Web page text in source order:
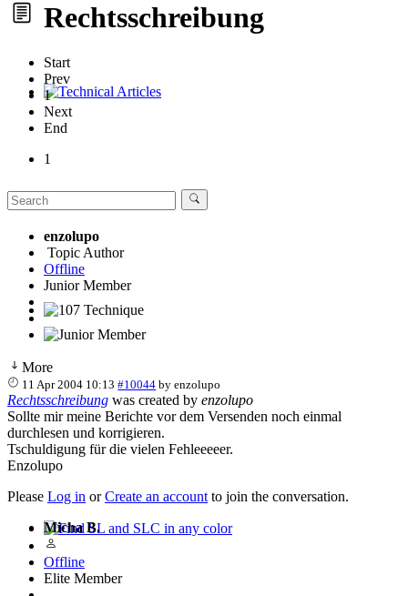
Technical Articles
107 Technique
Find SL and SLC in any color
Rechtsschreibung
Start
Prev
1
Next
End
1
enzolupo
Topic Author
Offline
Junior Member
More
11 Apr 2004 10:13 #10044 byenzolupo
Rechtsschreibung was created by enzolupo
Sollte mir meine Berichte vor dem Versenden noch einmal
durchlesen und korrigieren.
Tschuldigung für die vielen Fehleeeeer.
Enzolupo
Please Log in orCreate an account to join the conversation.
Micha B.
Offline
Elite Member